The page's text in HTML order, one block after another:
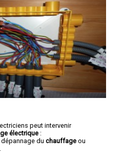
peut intervenir
électrique :
du chauffage ou